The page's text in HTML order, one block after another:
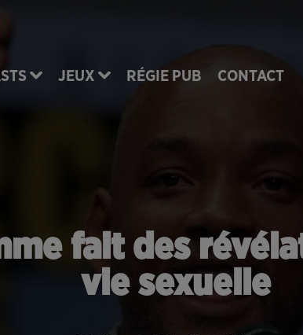
JEUX RÉGIE PUB CONTACT
fait des
vie sexuelle